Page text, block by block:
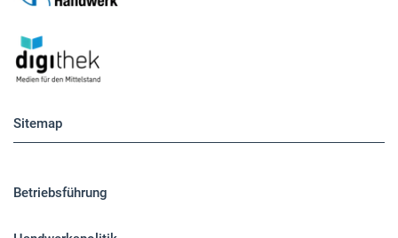
Sitemap
Betriebsführung